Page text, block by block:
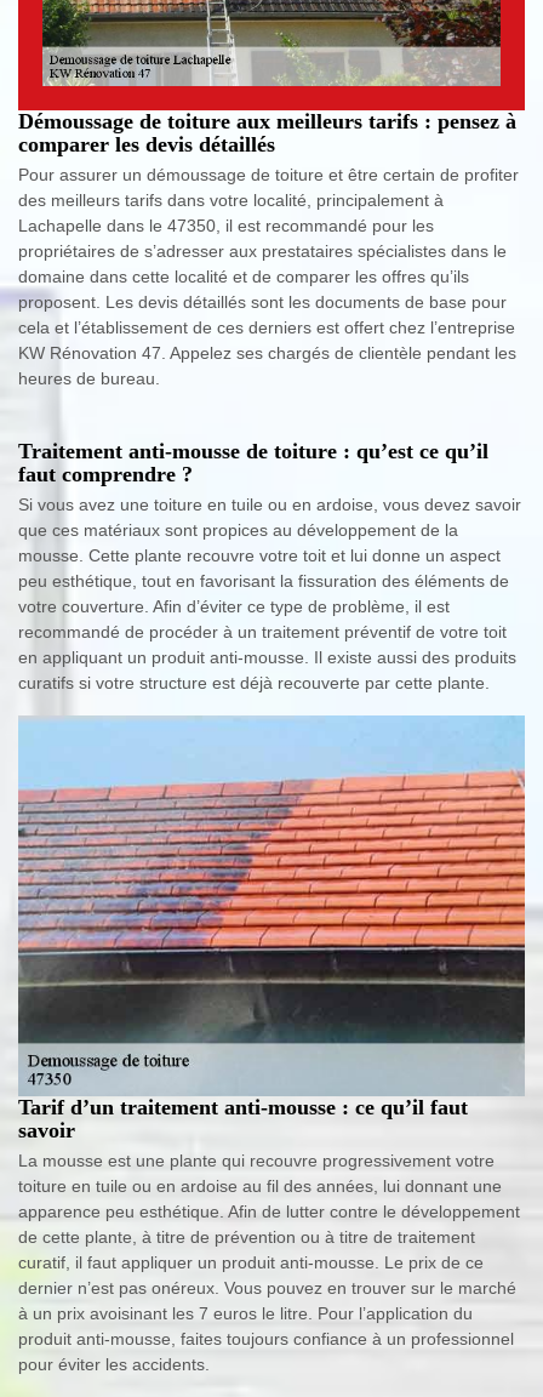
Démoussage de toiture aux meilleurs tarifs : pensez à
comparer les devis détaillés
Pour assurer un démoussage de toiture et être certain de profiter
des meilleurs tarifs dans votre localité, principalement à
Lachapelle dans le 47350, il est recommandé pour les
propriétaires de s’adresser aux prestataires spécialistes dans le
domaine dans cette localité et de comparer les offres qu’ils
proposent. Les devis détaillés sont les documents de base pour
cela et l’établissement de ces derniers est offert chez l’entreprise
KW Rénovation 47. Appelez ses chargés de clientèle pendant les
heures de bureau.
Traitement anti-mousse de toiture : qu’est ce qu’il
faut comprendre ?
Si vous avez une toiture en tuile ou en ardoise, vous devez savoir
que ces matériaux sont propices au développement de la
mousse. Cette plante recouvre votre toit et lui donne un aspect
peu esthétique, tout en favorisant la fissuration des éléments de
votre couverture. Afin d’éviter ce type de problème, il est
recommandé de procéder à un traitement préventif de votre toit
en appliquant un produit anti-mousse. Il existe aussi des produits
curatifs si votre structure est déjà recouverte par cette plante.
Tarif d’un traitement anti-mousse : ce qu’il faut
savoir
La mousse est une plante qui recouvre progressivement votre
toiture en tuile ou en ardoise au fil des années, lui donnant une
apparence peu esthétique. Afin de lutter contre le développement
de cette plante, à titre de prévention ou à titre de traitement
curatif, il faut appliquer un produit anti-mousse. Le prix de ce
dernier n’est pas onéreux. Vous pouvez en trouver sur le marché
à un prix avoisinant les 7 euros le litre. Pour l’application du
produit anti-mousse, faites toujours confiance à un professionnel
pour éviter les accidents.